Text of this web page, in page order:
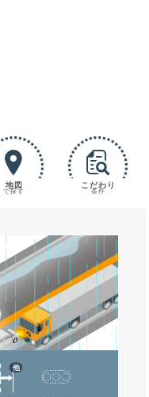
地図
で探す
こだわり
条件
他